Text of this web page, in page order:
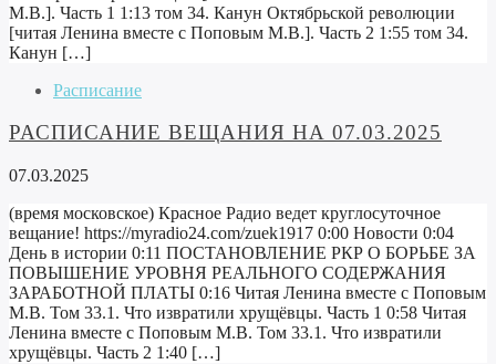
М.В.]. Часть 1 1:13 том 34. Канун Октябрьской революции
[читая Ленина вместе с Поповым М.В.]. Часть 2 1:55 том 34.
Канун […]
Расписание
РАСПИСАНИЕ ВЕЩАНИЯ НА 07.03.2025
07.03.2025
(время московское) Красное Радио ведет круглосуточное
вещание! https://myradio24.com/zuek1917 0:00 Новости 0:04
День в истории 0:11 ПОСТАНОВЛЕНИЕ РКР О БОРЬБЕ ЗА
ПОВЫШЕНИЕ УРОВНЯ РЕАЛЬНОГО СОДЕРЖАНИЯ
ЗАРАБОТНОЙ ПЛАТЫ 0:16 Читая Ленина вместе с Поповым
М.В. Том 33.1. Что извратили хрущёвцы. Часть 1 0:58 Читая
Ленина вместе с Поповым М.В. Том 33.1. Что извратили
хрущёвцы. Часть 2 1:40 […]